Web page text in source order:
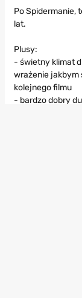
Po Spidermanie,
lat.
Plusy:
- świetny klimat
wrażenie jakbym
kolejnego filmu
- bardzo dobry